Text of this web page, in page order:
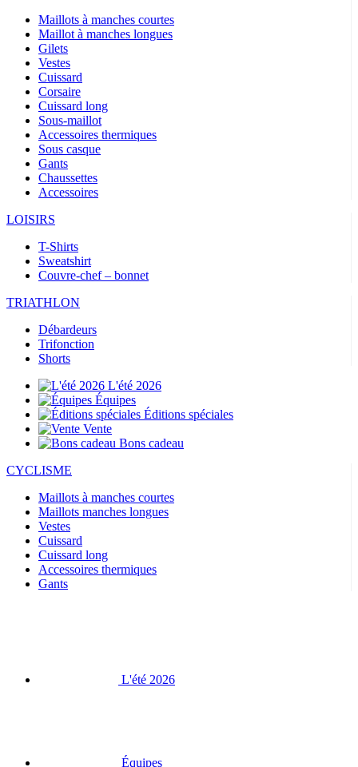
Maillots à manches courtes
Maillot à manches longues
Gilets
Vestes
Cuissard
Corsaire
Cuissard long
Sous-maillot
Accessoires thermiques
Sous casque
Gants
Chaussettes
Accessoires
LOISIRS
T-Shirts
Sweatshirt
Couvre-chef – bonnet
TRIATHLON
Débardeurs
Trifonction
Shorts
L'été 2026
Équipes
Éditions spéciales
Vente
Bons cadeau
CYCLISME
Maillots à manches courtes
Maillots manches longues
Vestes
Cuissard
Cuissard long
Accessoires thermiques
Gants